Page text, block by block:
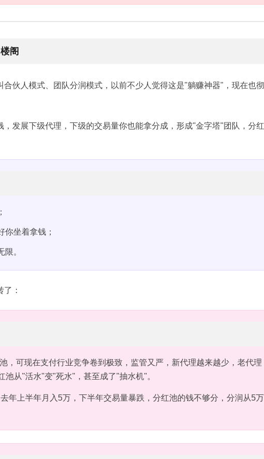
阁
合伙人模式、团队分润模式，以前不少人觉得这是"躺赚神器"，现在也
发展下级代理，下级的交易量你也能拿分成，形成"金字塔"团队，分
你坐着拿钱；
。
：
，可现在支付行业竞争卷到极致，监管又严，新代理越来越少，老代理
从"活水"变"死水"，甚至成了"抽水机"。
年上半年月入5万，下半年交易量暴跌，分红池的钱不够分，分润从5万